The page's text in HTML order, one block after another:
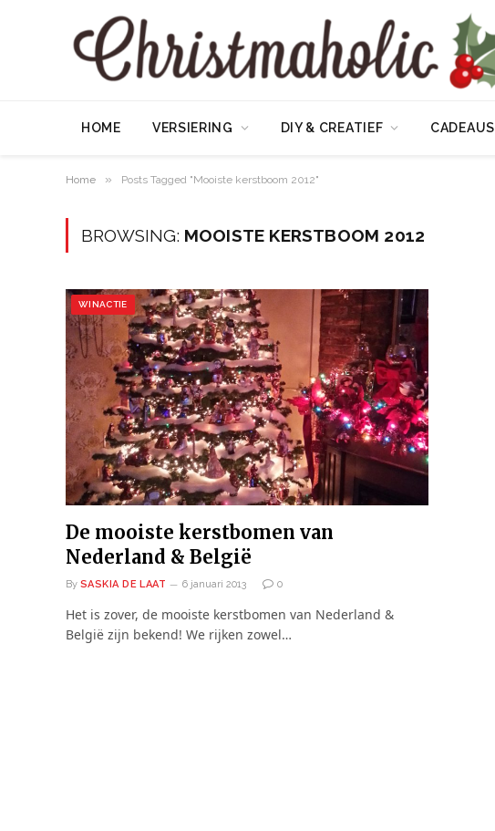
HOME VERSIERING DIY & CREATIEF CADEAUS
Home » Posts Tagged "Mooiste kerstboom 2012"
BROWSING: MOOISTE KERSTBOOM 2012
WINACTIE
De mooiste kerstbomen van
Nederland & België
By SASKIA DE LAAT 6 januari 2013 0
Het is zover, de mooiste kerstbomen van Nederland &
België zijn bekend! We rijken zowel…